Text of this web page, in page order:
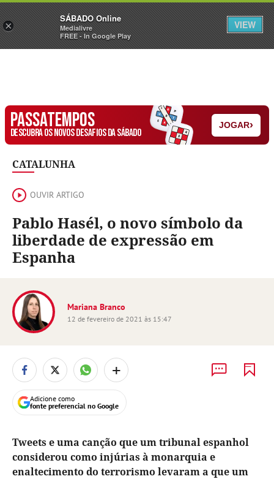
Sábado Assine Iniciar Sessão
PASSATEMPOS
DESCUBRA OS NOVOS DESAFIOS DA SÁBADO
JOGAR›
CATALUNHA
OUVIR ARTIGO
Pablo Hasél, o novo símbolo da
liberdade de expressão em
Espanha
Mariana Branco
12 de fevereiro de 2021 às 15:47
+
Adicione como
fonte preferencial no Google
Tweets e uma canção que um tribunal espanhol
considerou como injúrias à monarquia e
enaltecimento do terrorismo levaram a que um
×
SÁBADO Online
Medialivre
FREE - In Google Play
VIEW